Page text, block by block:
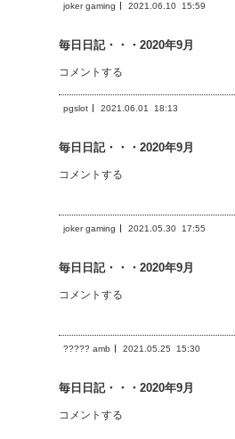
joker gaming 2021.06.10 15:59
毎日日記・・・2020年9月
コメントする
pgslot 2021.06.01 18:13
毎日日記・・・2020年9月
コメントする
joker gaming 2021.05.30 17:55
毎日日記・・・2020年9月
コメントする
????? amb 2021.05.25 15:30
毎日日記・・・2020年9月
コメントする